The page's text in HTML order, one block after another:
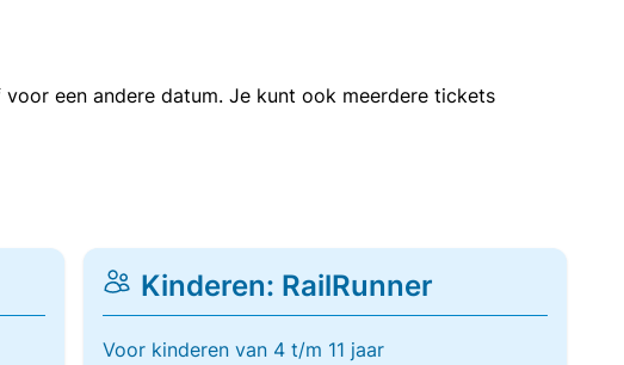
een andere datum. Je kunt ook meerdere tickets
Kinderen: RailRunner
Voor kinderen van 4 t/m 11 jaar